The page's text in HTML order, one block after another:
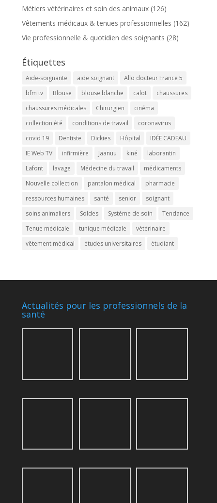
Métiers vétérinaires et soin des animaux(126)
Vêtements médicaux & tenues professionnelles (162)
Vie professionnelle & quotidien des soignants (28)
Étiquettes
Aide-soignante aide soignant
Allo docteur France 5
bfm tv
Blouse blouse blanche calot
chaussures
chaussures médicales
Chirurgien
cinéma
collection été
conditions de travail
coronavirus
covid 19
Dentiste Dickies Hôpital
IDÉE CADEAU
IE Web TV
infirmière Jaanuu kiné
laborantin
Lafont
lavage Médecine du travail
médicaments
Nouvelle collection
pantalon médical
pharmacie
ressources humaines
santé senior
soignant
soins animaliers
Soldes Système de soin
Tendance
Tenue médicale
tunique médicale
vétérinaire
vêtement médical
études universitaires étudiant
Actualités pour les professionnels de la
santé